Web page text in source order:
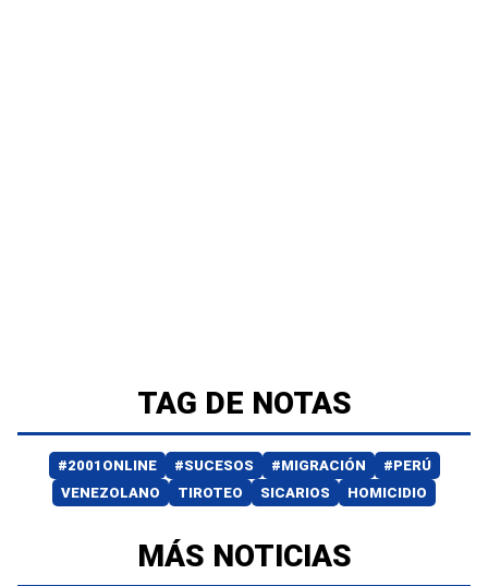
TAG DE NOTAS
#2001ONLINE #SUCESOS #MIGRACIÓN
#PERÚ
VENEZOLANO
TIROTEO SICARIOS HOMICIDIO
MÁS NOTICIAS